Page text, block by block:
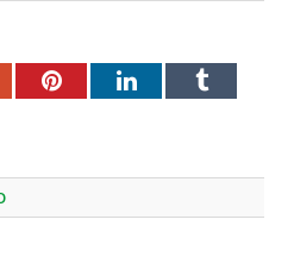
PinterestLinkedInTumblr